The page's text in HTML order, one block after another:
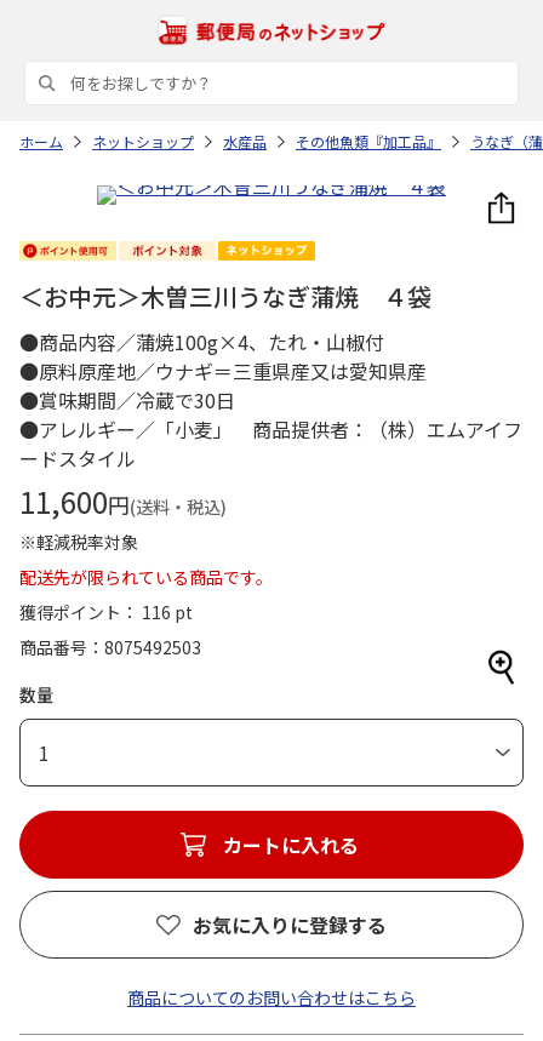
ホーム ネットショップ 水産品 その他魚類『加工品』 うなぎ（
＜お中元＞木曽三川うなぎ蒲焼 ４袋
●商品内容／蒲焼100g×4、たれ・山椒付
●原料原産地／ウナギ＝三重県産又は愛知県産
●賞味期間／冷蔵で30日
●アレルギー／「小麦」 商品提供者：（株）エムアイフ
ードスタイル
11,600円(送料・税込)
※軽減税率対象
配送先が限られている商品です。
獲得ポイント： 116 pt
商品番号
8075492503
数量
1
カートに入れる
お気に入りに登録する
商品についてのお問い合わせはこちら